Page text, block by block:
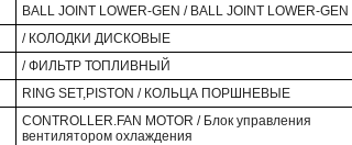
BALL JOINT LOWER-GEN / BALL JOINT LOWER-GEN
/ КОЛОДКИ ДИСКОВЫЕ
/ ФИЛЬТР ТОПЛИВНЫЙ
RING SET,PISTON / КОЛЬЦА ПОРШНЕВЫЕ
CONTROLLER.FAN MOTOR / Блок управления
вентилятором охлаждения